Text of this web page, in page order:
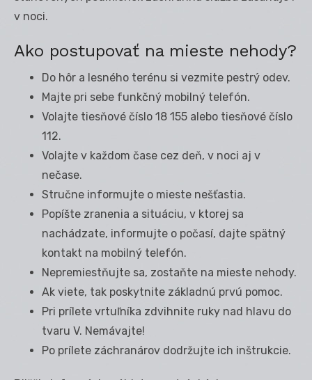
v noci.
Ako postupovať na mieste nehody?
Do hôr a lesného terénu si vezmite pestrý odev.
Majte pri sebe funkčný mobilný telefón.
Volajte tiesňové číslo 18 155 alebo tiesňové číslo
112.
Volajte v každom čase cez deň, v noci aj v
nečase.
Stručne informujte o mieste nešťastia.
Popíšte zranenia a situáciu, v ktorej sa
nachádzate, informujte o počasí, dajte spätný
kontakt na mobilný telefón.
Nepremiestňujte sa, zostaňte na mieste nehody.
Ak viete, tak poskytnite základnú prvú pomoc.
Pri prílete vrtuľníka zdvihnite ruky nad hlavu do
tvaru V. Nemávajte!
Po prílete záchranárov dodržujte ich inštrukcie.